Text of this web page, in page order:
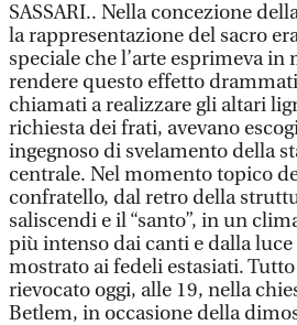
SASSARI.. Nella concezione
la rappresentazione del sacro
speciale che l’arte esprimeva in
rendere questo effetto
chiamati a realizzare gli altari
richiesta dei frati, avevano
ingegnoso di svelamento della
centrale. Nel momento topico
confratello, dal retro della
saliscendi e il “santo”, in un
più intenso dai canti e dalla
mostrato ai fedeli estasiati.
rievocato oggi, alle 19, nella
Betlem, in occasione della